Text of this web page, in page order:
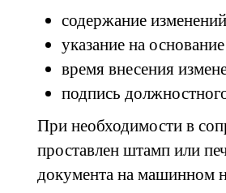
содержание
указание на
время внесения
подпись
При необходимости в
проставлен штамп или
документа на машинном